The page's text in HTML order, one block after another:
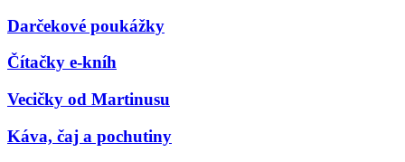
Darčekové poukážky
Čítačky e-kníh
Vecičky od Martinusu
Káva, čaj a pochutiny